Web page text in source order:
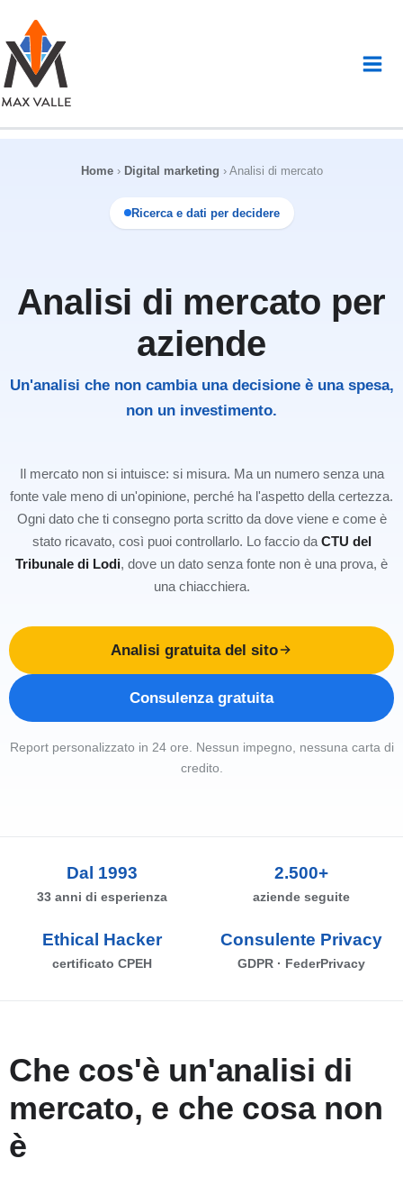
contenuto
Home› Digital marketing › Analisi di mercato
Ricerca e dati per decidere
Analisi di mercato per
aziende
Un'analisi che non cambia una decisione è una spesa,
non un investimento.
Il mercato non si intuisce: si misura. Ma un numero senza una
fonte vale meno di un'opinione, perché ha l'aspetto della certezza.
Ogni dato che ti consegno porta scritto da dove viene e come è
stato ricavato, così puoi controllarlo. Lo faccio da CTU del
Tribunale di Lodi, dove un dato senza fonte non è una prova, è
una chiacchiera.
Analisi gratuita del sito
Consulenza gratuita
Report personalizzato in 24 ore. Nessun impegno, nessuna carta di
credito.
Dal 1993
33 anni di esperienza
2.500+
aziende seguite
Ethical Hacker
certificato CPEH
Consulente Privacy
GDPR · FederPrivacy
Che cos'è un'analisi di
mercato, e che cosa non
è